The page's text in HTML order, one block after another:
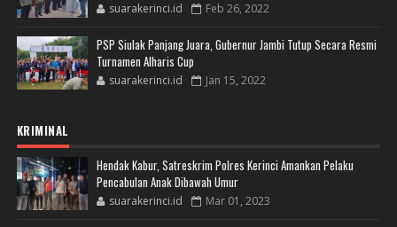
suarakerinci.id Feb 26, 2022
PSP Siulak Panjang Juara, Gubernur Jambi Tutup Secara Resmi
Turnamen Alharis Cup
suarakerinci.id Jan 15, 2022
KRIMINAL
Hendak Kabur, Satreskrim Polres Kerinci Amankan Pelaku
Pencabulan Anak Dibawah Umur
suarakerinci.id Mar 01, 2023